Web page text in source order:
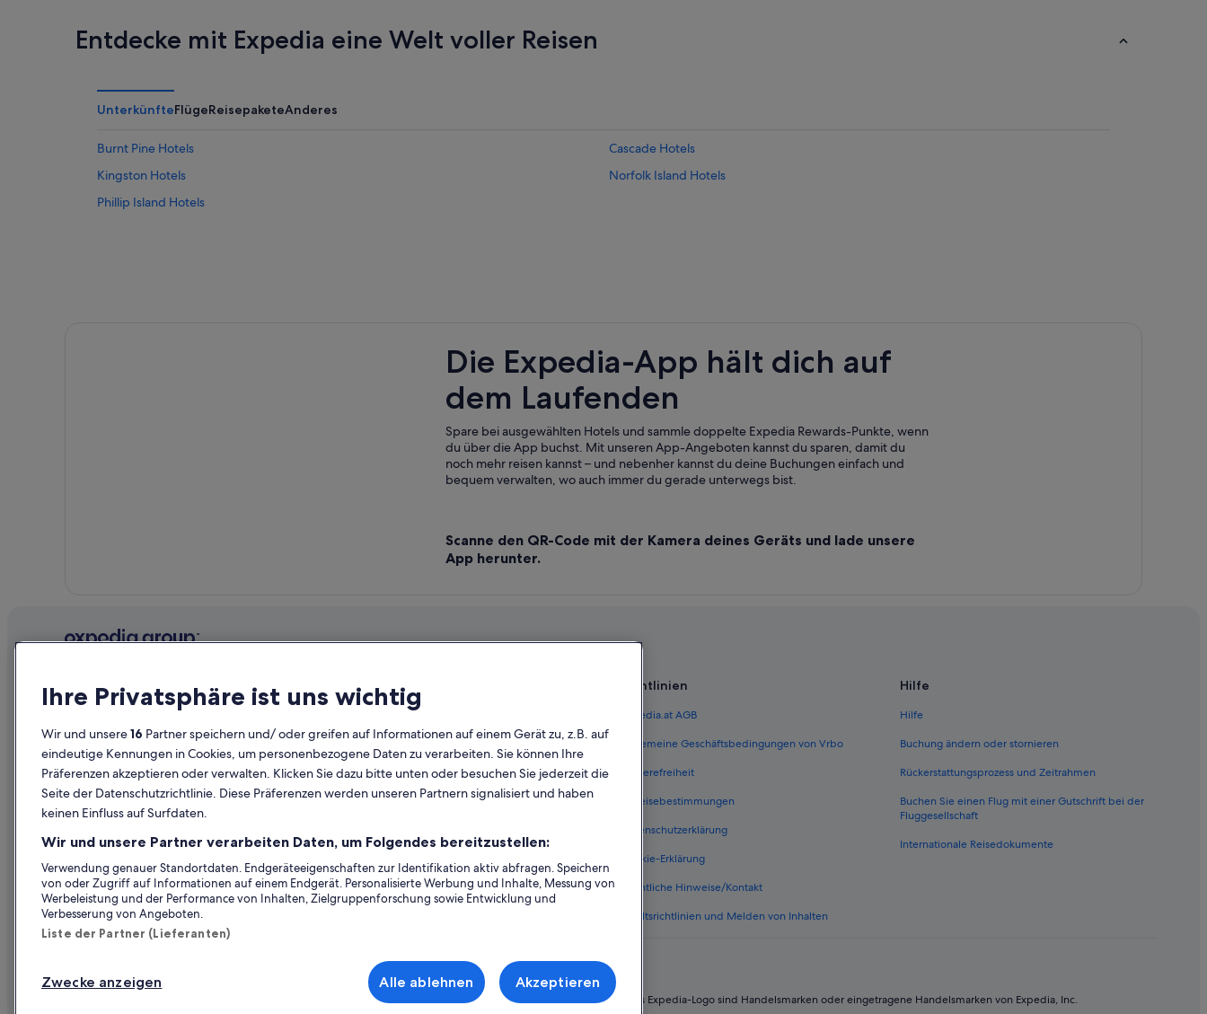
Entdecke mit Expedia eine Welt voller Reisen
UnterkünfteFlügeReisepaketeAnderes
Burnt Pine Hotels
Cascade Hotels
Kingston Hotels
Norfolk Island Hotels
Phillip Island Hotels
Die Expedia-App hält dich auf
dem Laufenden
Spare bei ausgewählten Hotels und sammle doppelte Expedia Rewards-Punkte, wenn
du über die App buchst. Mit unseren App-Angeboten kannst du sparen, damit du
noch mehr reisen kannst – und nebenher kannst du deine Buchungen einfach und
bequem verwalten, wo auch immer du gerade unterwegs bist.
Scanne den QR-Code mit der Kamera deines Geräts und lade unsere
App herunter.
Unternehmen
Unterkunft registrieren
Partnerschaften
Erkunden
Reiseführer Österreich
Ferienwohnungen Österreich
Städtereisen Österreich
Alle Unterkunftsarten
Richtlinien
Expedia.at AGB
Allgemeine Geschäftsbedingungen von Vrbo
Barrierefreiheit
Einreisebestimmungen
Datenschutzerklärung
Cookie-Erklärung
Rechtliche Hinweise/Kontakt
Inhaltsrichtlinien und Melden von Inhalten
Hilfe
Hilfe
Buchung ändern oder stornieren
Rückerstattungsprozess und Zeitrahmen
Buchen Sie einen Flug mit einer Gutschrift bei der
Fluggesellschaft
Internationale Reisedokumente
© 2026 Expedia, Inc., ein Unternehmen der Expedia Group. Alle Rechte vorbehalten. Expedia und das Expedia-Logo sind Handelsmarken oder eingetragene Handelsmarken von Expedia, Inc.
Ihre Privatsphäre ist uns wichtig
Wir und unsere16 Partner speichern und/ oder greifen auf Informationen auf einem Gerät zu, z.B. auf
eindeutige Kennungen in Cookies, um personenbezogene Daten zu verarbeiten. Sie können Ihre
Präferenzen akzeptieren oder verwalten. Klicken Sie dazu bitte unten oder besuchen Sie jederzeit die
Seite der Datenschutzrichtlinie. Diese Präferenzen werden unseren Partnern signalisiert und haben
keinen Einfluss auf Surfdaten.
Wir und unsere Partner verarbeiten Daten, um Folgendes bereitzustellen:
Verwendung genauer Standortdaten. Endgeräteeigenschaften zur Identifikation aktiv abfragen. Speichern
von oder Zugriff auf Informationen auf einem Endgerät. Personalisierte Werbung und Inhalte, Messung von
Werbeleistung und der Performance von Inhalten, Zielgruppenforschung sowie Entwicklung und
Verbesserung von Angeboten.
Liste der Partner (Lieferanten)
Zwecke anzeigen Alle ablehnen Akzeptieren